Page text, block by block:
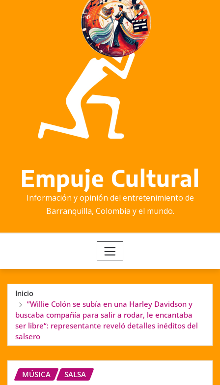
Empuje Cultural
Información y opinión del entretenimiento de
Barranquilla, Colombia y el mundo.
Inicio
”Willie Colón se subía en una Harley Davidson y
buscaba compañía para salir a rodar, le encantaba
ser libre“: representante reveló detalles inéditos del
salsero
MÚSICA SALSA